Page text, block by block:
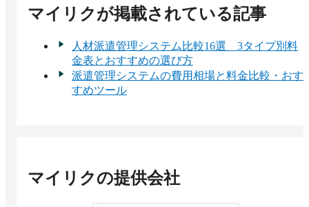
チを検討できます。
マイリクが掲載されている記事
人材派遣管理システム比較16選 3タイプ別料
金表とおすすめの選び方
派遣管理システムの費用相場と料金比較・おす
すめツール
マイリクの提供会社